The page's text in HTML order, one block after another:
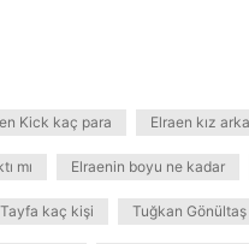
Kick kaç para Elraen kız
mı Elraenin boyu ne kadar
kaç kişi Tuğkan Gönültaş